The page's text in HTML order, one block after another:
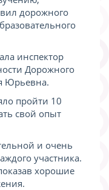
дорожного
инспектор
Дорожного
Юрьевна.
пройти 10
свой опыт
и очень
участника.
хорошие